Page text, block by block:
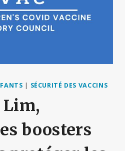
| SÉCURITÉ DES VACCINS
Lim,
boosters